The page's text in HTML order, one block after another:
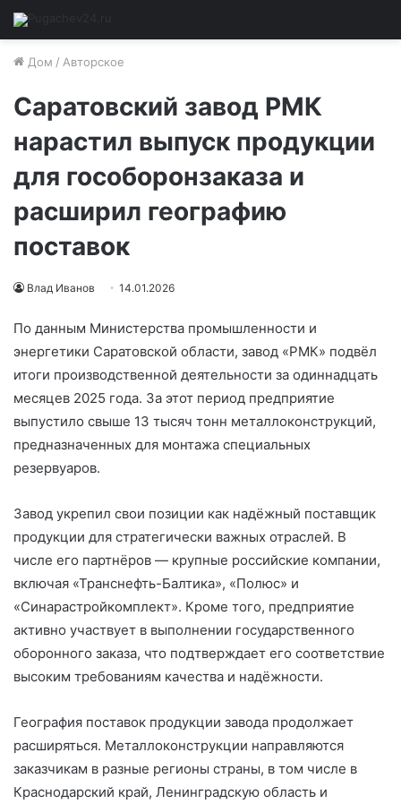
Дом / Авторское
Саратовский завод РМК
нарастил выпуск продукции
для гособоронзаказа и
расширил географию
поставок
Влад Иванов 14.01.2026
По данным Министерства промышленности и
энергетики Саратовской области, завод «РМК» подвёл
итоги производственной деятельности за одиннадцать
месяцев 2025 года. За этот период предприятие
выпустило свыше 13 тысяч тонн металлоконструкций,
предназначенных для монтажа специальных
резервуаров.
Завод укрепил свои позиции как надёжный поставщик
продукции для стратегически важных отраслей. В
числе его партнёров — крупные российские компании,
включая «Транснефть-Балтика», «Полюс» и
«Синарастройкомплект». Кроме того, предприятие
активно участвует в выполнении государственного
оборонного заказа, что подтверждает его соответствие
высоким требованиям качества и надёжности.
География поставок продукции завода продолжает
расширяться. Металлоконструкции направляются
заказчикам в разные регионы страны, в том числе в
Краснодарский край, Ленинградскую область и